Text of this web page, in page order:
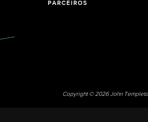
PARCEIROS
Copyright © 2026 John